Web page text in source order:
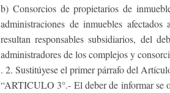
b) Consorcios de propietarios de
administraciones de inmuebles
resultan responsables subsidiarios, del
administradores de los complejos y
. 2. Sustitúyese el primer párrafo del
“ARTICULO 3°.- El deber de informar se